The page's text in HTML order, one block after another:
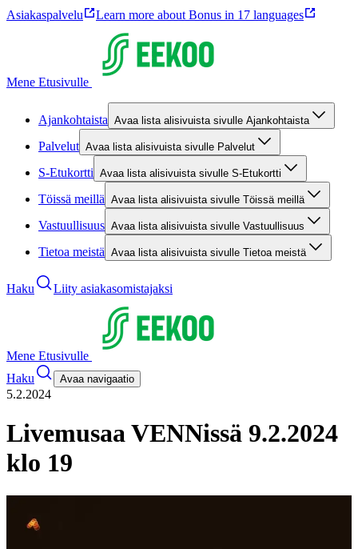
Asiakaspalvelu Learn more about Bonus in 17 languages
Mene Etusivulle
Ajankohtaista Avaa lista alisivuista sivulle Ajankohtaista
Palvelut Avaa lista alisivuista sivulle Palvelut
S-Etukortti Avaa lista alisivuista sivulle S-Etukortti
Töissä meillä Avaa lista alisivuista sivulle Töissä meillä
Vastuullisuus Avaa lista alisivuista sivulle Vastuullisuus
Tietoa meistä Avaa lista alisivuista sivulle Tietoa meistä
Haku Liity asiakasomistajaksi
Mene Etusivulle
Haku
Avaa navigaatio
5.2.2024
Livemusaa VENNissä 9.2.2024
klo 19